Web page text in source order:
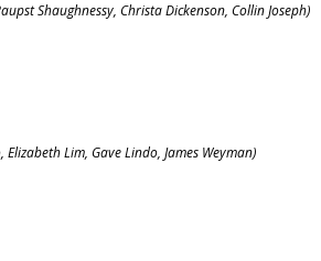
Shaughnessy, Christa Dickenson, Collin Joseph)
Elizabeth Lim, Gave Lindo, James Weyman)